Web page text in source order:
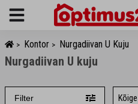
Menu
> Kontor > Nurgadiivan U Kuju
Nurgadiivan U kuju
Filter